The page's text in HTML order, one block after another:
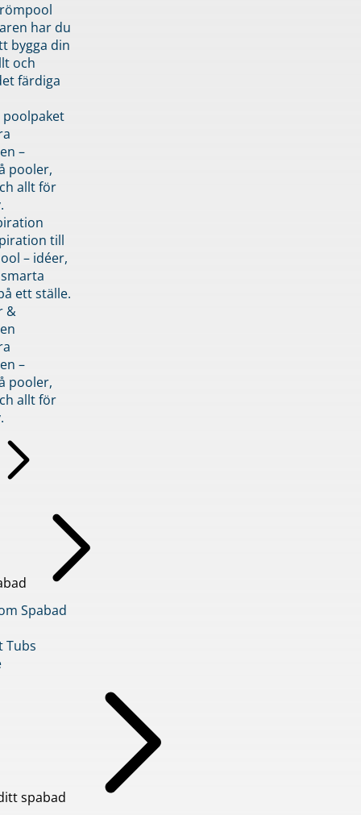
har du
bygga din
och
färdiga
–
pooler,
allt för
till
– idéer,
ett ställe.
&
–
pooler,
allt för
Spabad
Tubs
spabad